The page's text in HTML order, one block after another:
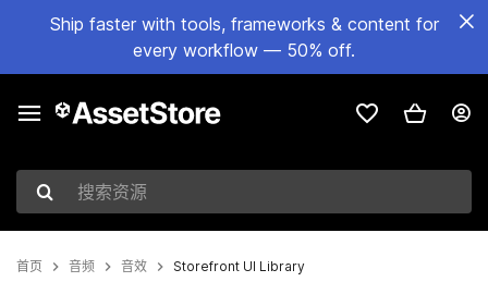
Ship faster with tools, frameworks & content for
every workflow — 50% off.
搜索资源
首页 音频 音效 Storefront UI Library